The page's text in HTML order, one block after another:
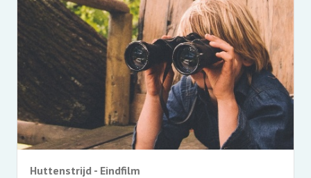
Huttenstrijd - Eindfilm